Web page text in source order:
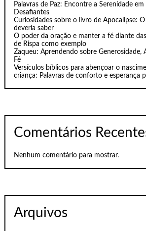
Palavras de Paz: Encontre a Serenidade
Desafiantes
Curiosidades sobre o livro de Apocalipse:
deveria saber
O poder da oração e manter a fé diante
de Rispa como exemplo
Zaqueu: Aprendendo sobre Generosidade,
Fé
Versículos bíblicos para abençoar o
criança: Palavras de conforto e esperança
Comentários
Nenhum comentário para mostrar.
Arquivos